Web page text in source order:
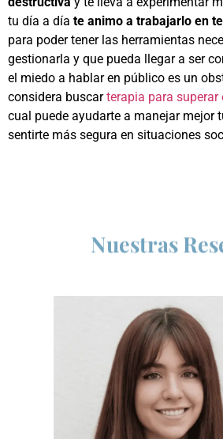
tu día a día te animo a trabajarlo en
para poder tener las herramientas
gestionarla y que pueda llegar a ser
el miedo a hablar en público es un
considera buscarterapia para
cual puede ayudarte a manejar mejor
sentirte más segura en situaciones
Nuestras